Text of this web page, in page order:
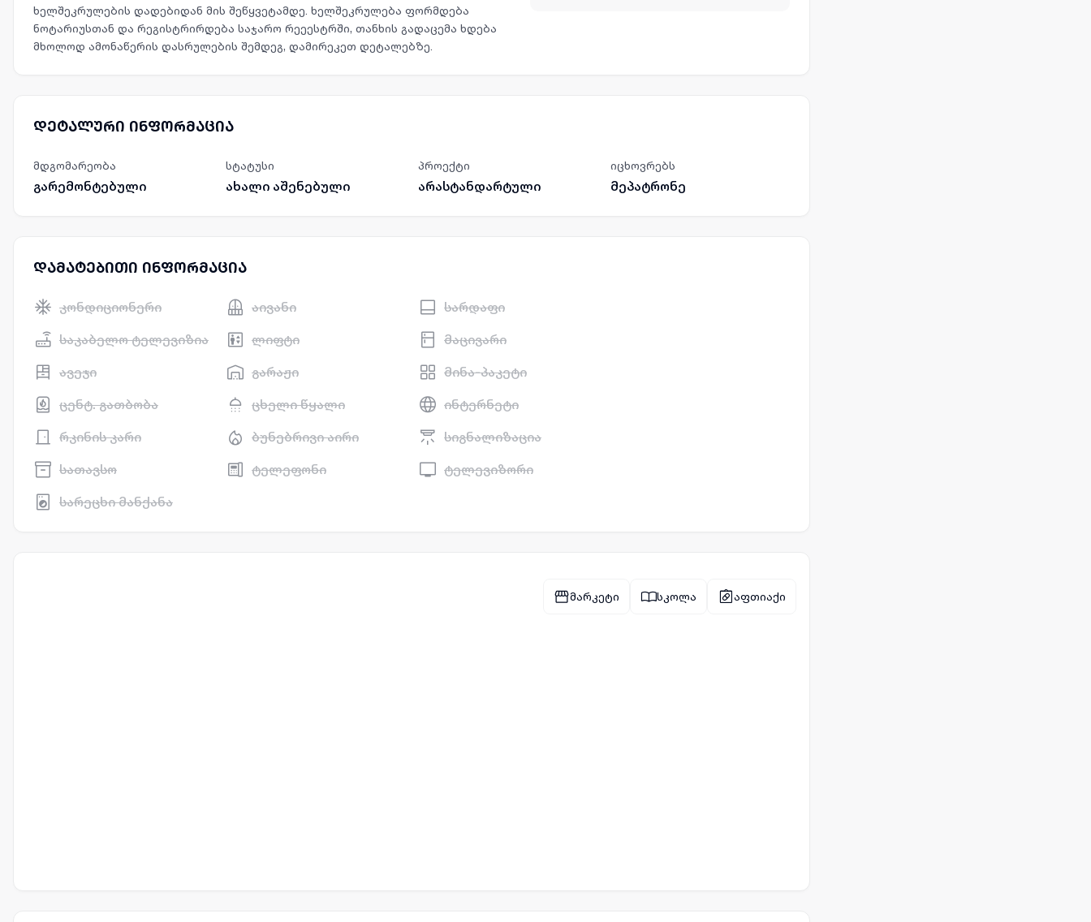
ხელშეკრულების დადებიდან მის შეწყვეტამდე. ხელშეკრულება ფორმდება
ნოტარიუსთან და რეგისტრირდება საჯარო რეეესტრში, თანხის გადაცემა ხდება
მხოლოდ ამონაწერის დასრულების შემდეგ, დამირეკეთ დეტალებზე.
დეტალური ინფორმაცია
მდგომარეობა
გარემონტებული
სტატუსი
ახალი აშენებული
პროექტი
არასტანდარტული
იცხოვრებს
მეპატრონე
დამატებითი ინფორმაცია
კონდიციონერი აივანი სარდაფი
საკაბელო ტელევიზია ლიფტი მაცივარი
ავეჯი გარაჟი მინა-პაკეტი
ცენტ. გათბობა ცხელი წყალი ინტერნეტი
რკინის კარი ბუნებრივი აირი სიგნალიზაცია
სათავსო ტელეფონი ტელევიზორი
სარეცხი მანქანა
მარკეტი სკოლა აფთიაქი